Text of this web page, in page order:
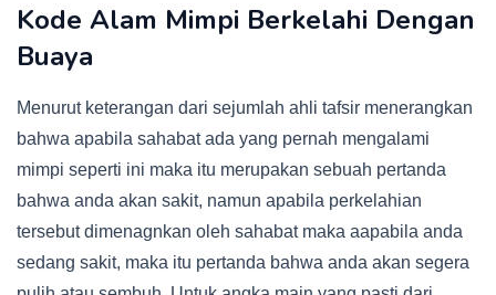
Kode Alam Mimpi Berkelahi Dengan
Buaya
Menurut keterangan dari sejumlah ahli tafsir menerangkan
bahwa apabila sahabat ada yang pernah mengalami
mimpi seperti ini maka itu merupakan sebuah pertanda
bahwa anda akan sakit, namun apabila perkelahian
tersebut dimenagnkan oleh sahabat maka aapabila anda
sedang sakit, maka itu pertanda bahwa anda akan segera